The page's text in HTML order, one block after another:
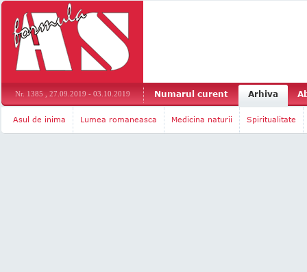
Nr. 1385 , 27.09.2019 - 03.10.2019 Numarul curent Arhiva
Asul de inima Lumea romaneasca Medicina naturii Spiritualitate